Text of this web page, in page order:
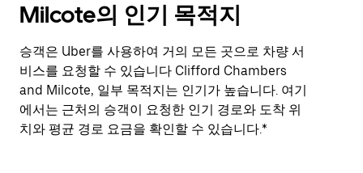
Milcote의 인기 목적지
승객은 Uber를 사용하여 거의 모든 곳으로 차량 서
비스를 요청할 수 있습니다 Clifford Chambers
and Milcote, 일부 목적지는 인기가 높습니다. 여기
에서는 근처의 승객이 요청한 인기 경로와 도착 위
치와 평균 경로 요금을 확인할 수 있습니다.*